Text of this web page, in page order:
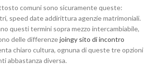
comuni sono sicuramente queste:
speed date addirittura agenzie matrimoniali.
questi termini sopra mezzo intercambiabile,
delle differenzejoingy sito di incontro
chiaro cultura, ognuna di queste tre opzioni
abbastanza diversa.